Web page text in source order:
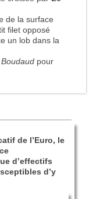
de la surface
filet opposé
un lob dans la
Boudaud pour
de l’Euro, le
d’effectifs
d’y